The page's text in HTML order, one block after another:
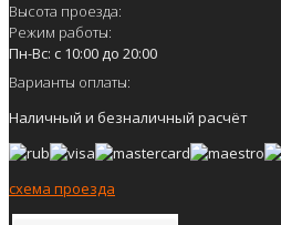
Высота проезда:
Режим работы:
Пн-Вс: с 10:00 до 20:00
Варианты оплаты:
Наличный и безналичный расчёт
схема проезда